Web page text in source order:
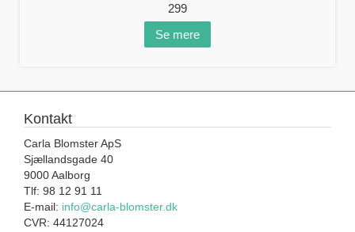
299
Se mere
Kontakt
Carla Blomster ApS
Sjællandsgade 40
9000 Aalborg
Tlf: 98 12 91 11
E-mail: info@carla-blomster.dk
CVR: 44127024